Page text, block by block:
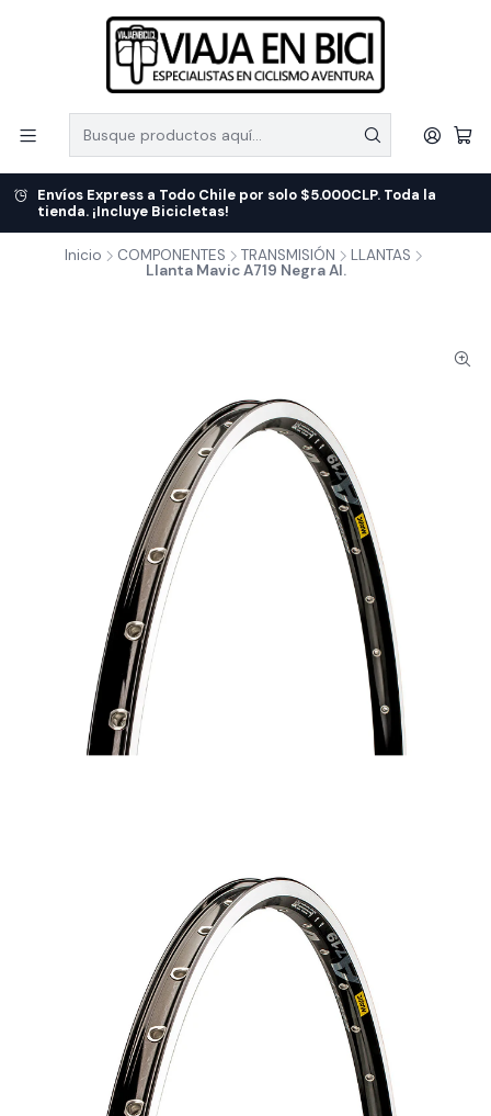
Envíos Express a Todo Chile por solo $5.000CLP. Toda la
tienda. ¡Incluye Bicicletas!
Inicio COMPONENTES TRANSMISIÓN
LLANTAS
Llanta Mavic A719 Negra Al.